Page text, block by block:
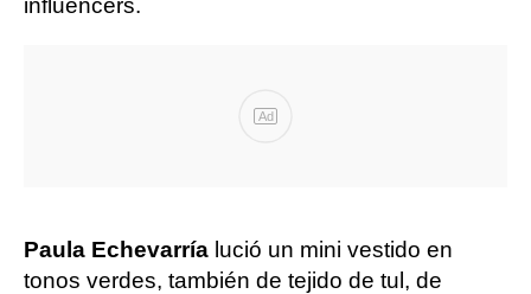
Ad
Paula Echevarría lució un mini vestido en
tonos verdes, también de tejido de tul, de